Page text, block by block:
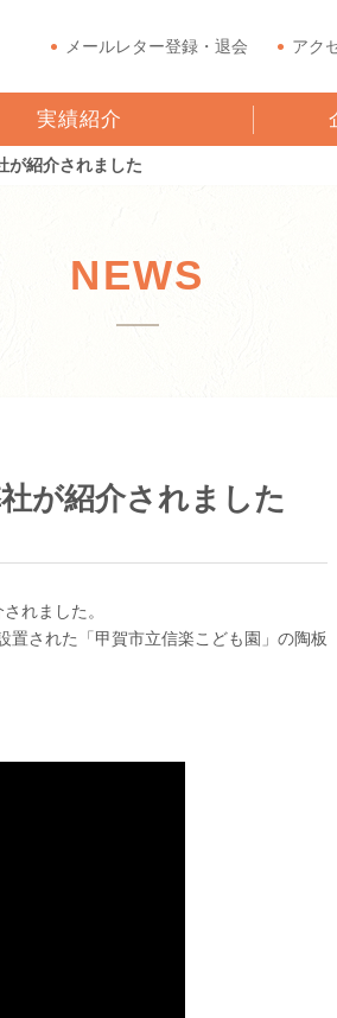
メールレター登録・退会 アク
実績紹介
が紹介されました
NEWS
が紹介されました
れました。
された「甲賀市立信楽こども園」の陶板